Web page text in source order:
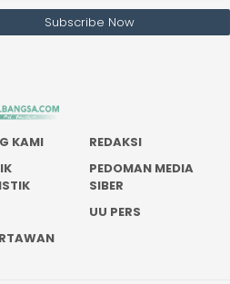
KAMI REDAKSI
PEDOMAN MEDIA
SIBER
UU PERS